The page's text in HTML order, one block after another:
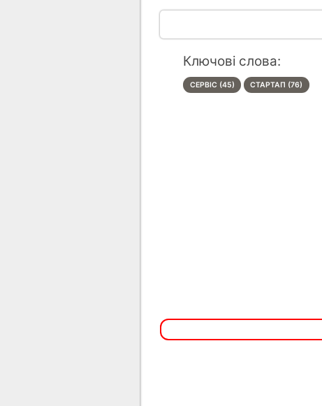
Ключові слова:
СЕРВІС (45) СТАРТАП (76)